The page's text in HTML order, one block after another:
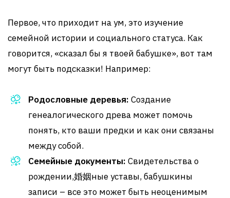
Первое, что приходит на ум, это изучение
семейной истории и социального статуса. Как
говорится, «сказал бы я твоей бабушке», вот там
могут быть подсказки! Например:
Родословные деревья: Создание
генеалогического древа может помочь
понять, кто ваши предки и как они связаны
между собой.
Семейные документы: Свидетельства о
рождении,婚姻ные уставы, бабушкины
записи – все это может быть неоценимым